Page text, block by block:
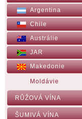
Argentina
Chile
Austrálie
JAR
Makedonie
Moldávie
RŮŽOVÁ VÍNA
ŠUMIVÁ VÍNA